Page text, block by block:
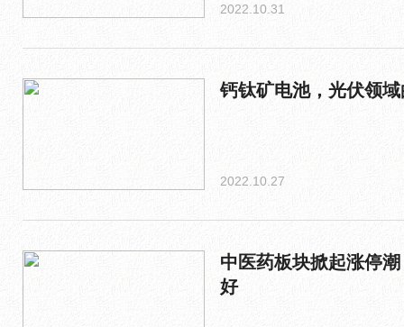
2022.10.31
钙钛矿电池，光伏领
2022.10.27
中医药板块掀起涨停
好